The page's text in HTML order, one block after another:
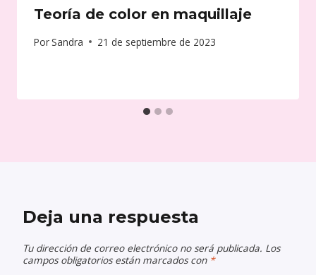
Teoría de color en maquillaje
PorSandra 21 de septiembre de 2023
Deja una respuesta
Tu dirección de correo electrónico no será publicada. Los
campos obligatorios están marcados con *